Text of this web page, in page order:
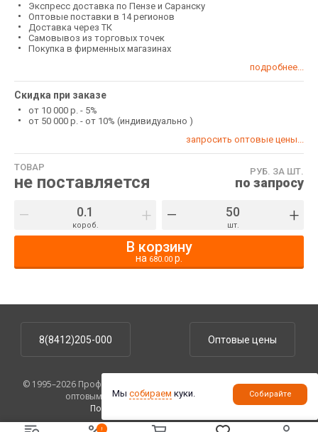
Экспресс доставка по Пензе и Саранску
Оптовые поставки в 14 регионов
Доставка через ТК
Самовывоз из торговых точек
Покупка в фирменных магазинах
подробнее...
Скидка при заказе
от 10 000 р. - 5%
от 50 000 р. - от 10% (индивидуально )
запросить оптовые цены...
ТОВАР
не поставляется
РУБ. ЗА ШТ.
по запросу
– короб. + – шт. +
В корзину
на 680.00 р.
8(8412)205-000 Оптовые цены
© 1995–2026 ПрофУпаковка. На сайте указаны розничные цены,
оптовым клиентам предоставляются скидки.
Политика конфиденциальности
!
Мы собираем куки. Собирайте